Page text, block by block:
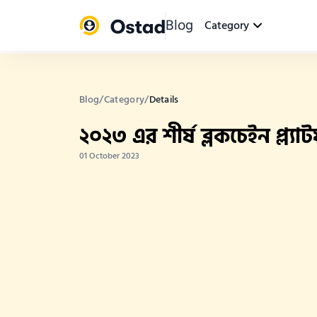
Blog Category
Blog/Category/Details
২০২৩ এর শীর্ষ ব্লকচেইন
01 October 2023